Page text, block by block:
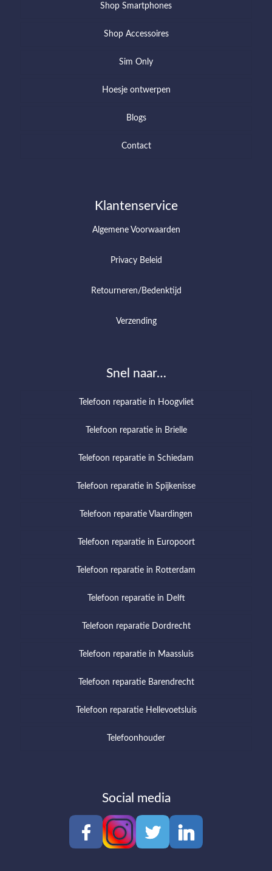
Shop Smartphones
Shop Accessoires
Sim Only
Hoesje ontwerpen
Blogs
Contact
Klantenservice
Algemene Voorwaarden
Privacy Beleid
Retourneren/Bedenktijd
Verzending
Snel naar…
Telefoon reparatie in Hoogvliet
Telefoon reparatie in Brielle
Telefoon reparatie in Schiedam
Telefoon reparatie in Spijkenisse
Telefoon reparatie Vlaardingen
Telefoon reparatie in Europoort
Telefoon reparatie in Rotterdam
Telefoon reparatie in Delft
Telefoon reparatie Dordrecht
Telefoon reparatie in Maassluis
Telefoon reparatie Barendrecht
Telefoon reparatie Hellevoetsluis
Telefoonhouder
Social media